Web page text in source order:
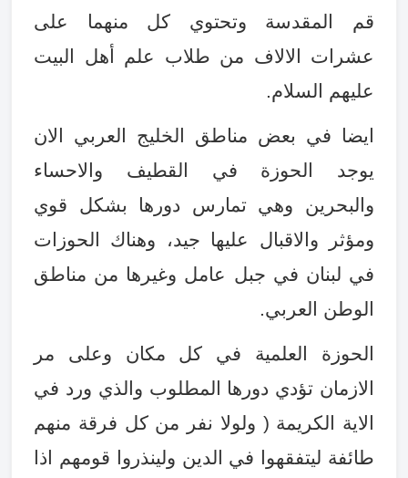
قم المقدسة وتحتوي كل منهما على
عشرات الالاف من طلاب علم أهل البيت
عليهم السلام.
ايضا في بعض مناطق الخليج العربي الان
يوجد الحوزة في القطيف والاحساء
والبحرين وهي تمارس دورها بشكل قوي
ومؤثر والاقبال عليها جيد، وهناك الحوزات
في لبنان في جبل عامل وغيرها من مناطق
الوطن العربي.
الحوزة العلمية في كل مكان وعلى مر
الازمان تؤدي دورها المطلوب والذي ورد في
الاية الكريمة ( ولولا نفر من كل فرقة منهم
طائفة ليتفقهوا في الدين ولينذروا قومهم اذا